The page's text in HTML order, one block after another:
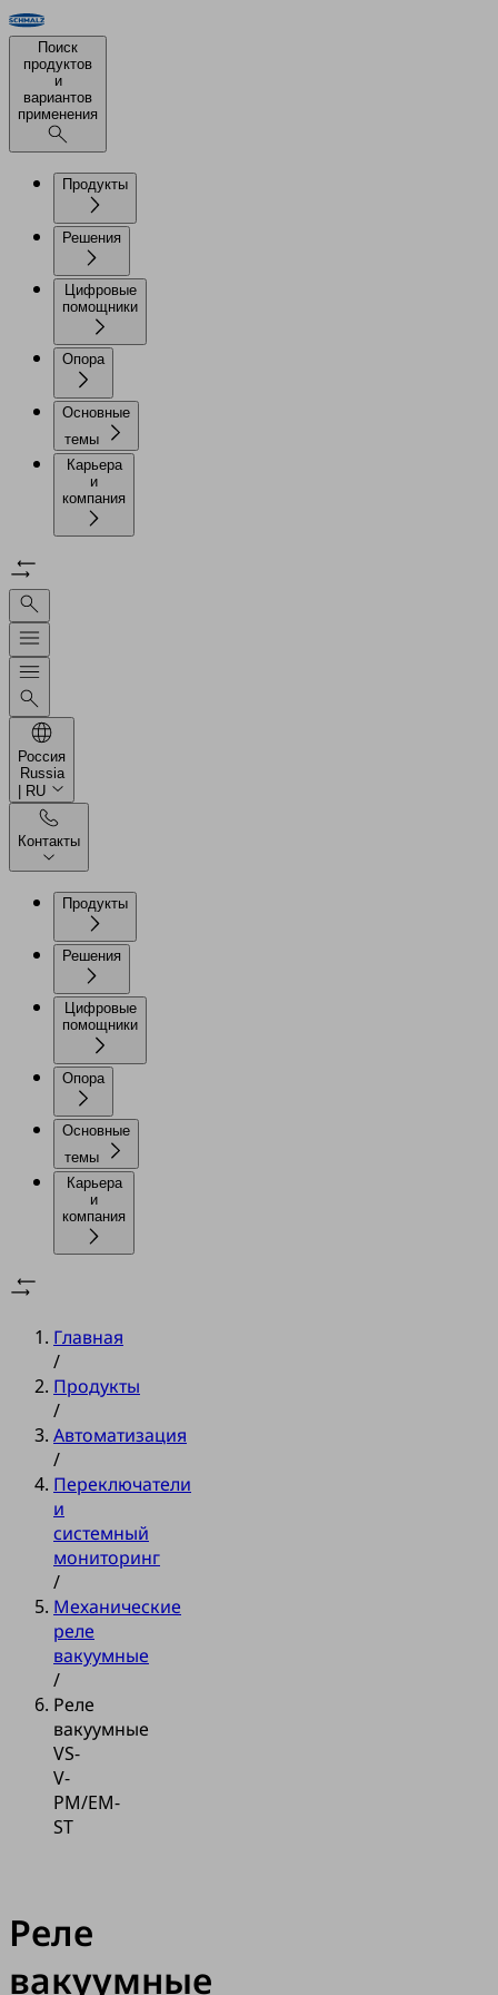
Поиск
продуктов
и
вариантов
применения
Продукты
Решения
Цифровые
помощники
Опора
Основные
темы
Карьера
и
компания
Россия
Russia
| RU
Контакты
Продукты
Решения
Цифровые
помощники
Опора
Основные
темы
Карьера
и
компания
Главная
/
Продукты
/
Автоматизация
/
Переключатели
и
системный
мониторинг
/
Механические
реле
вакуумные
/
Реле
вакуумные
VS-
V-
PM/EM-
ST
Реле
вакуумные